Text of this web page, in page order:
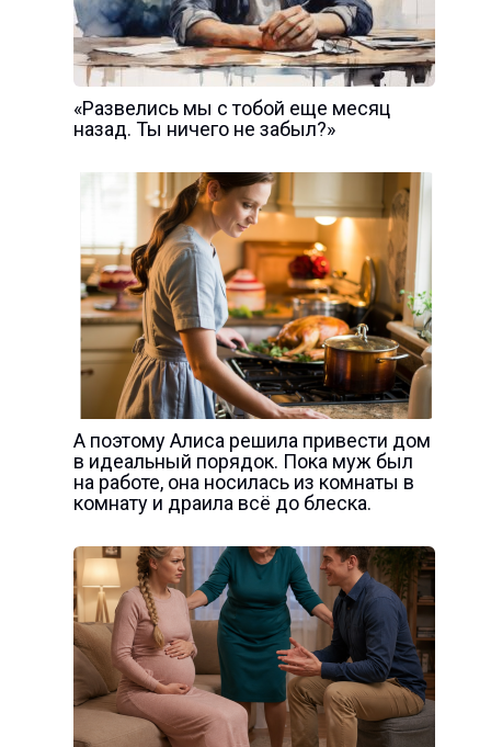
«Развелись мы с тобой еще месяц
назад. Ты ничего не забыл?»
А поэтому Алиса решила привести дом
в идеальный порядок. Пока муж был
на работе, она носилась из комнаты в
комнату и драила всё до блеска.